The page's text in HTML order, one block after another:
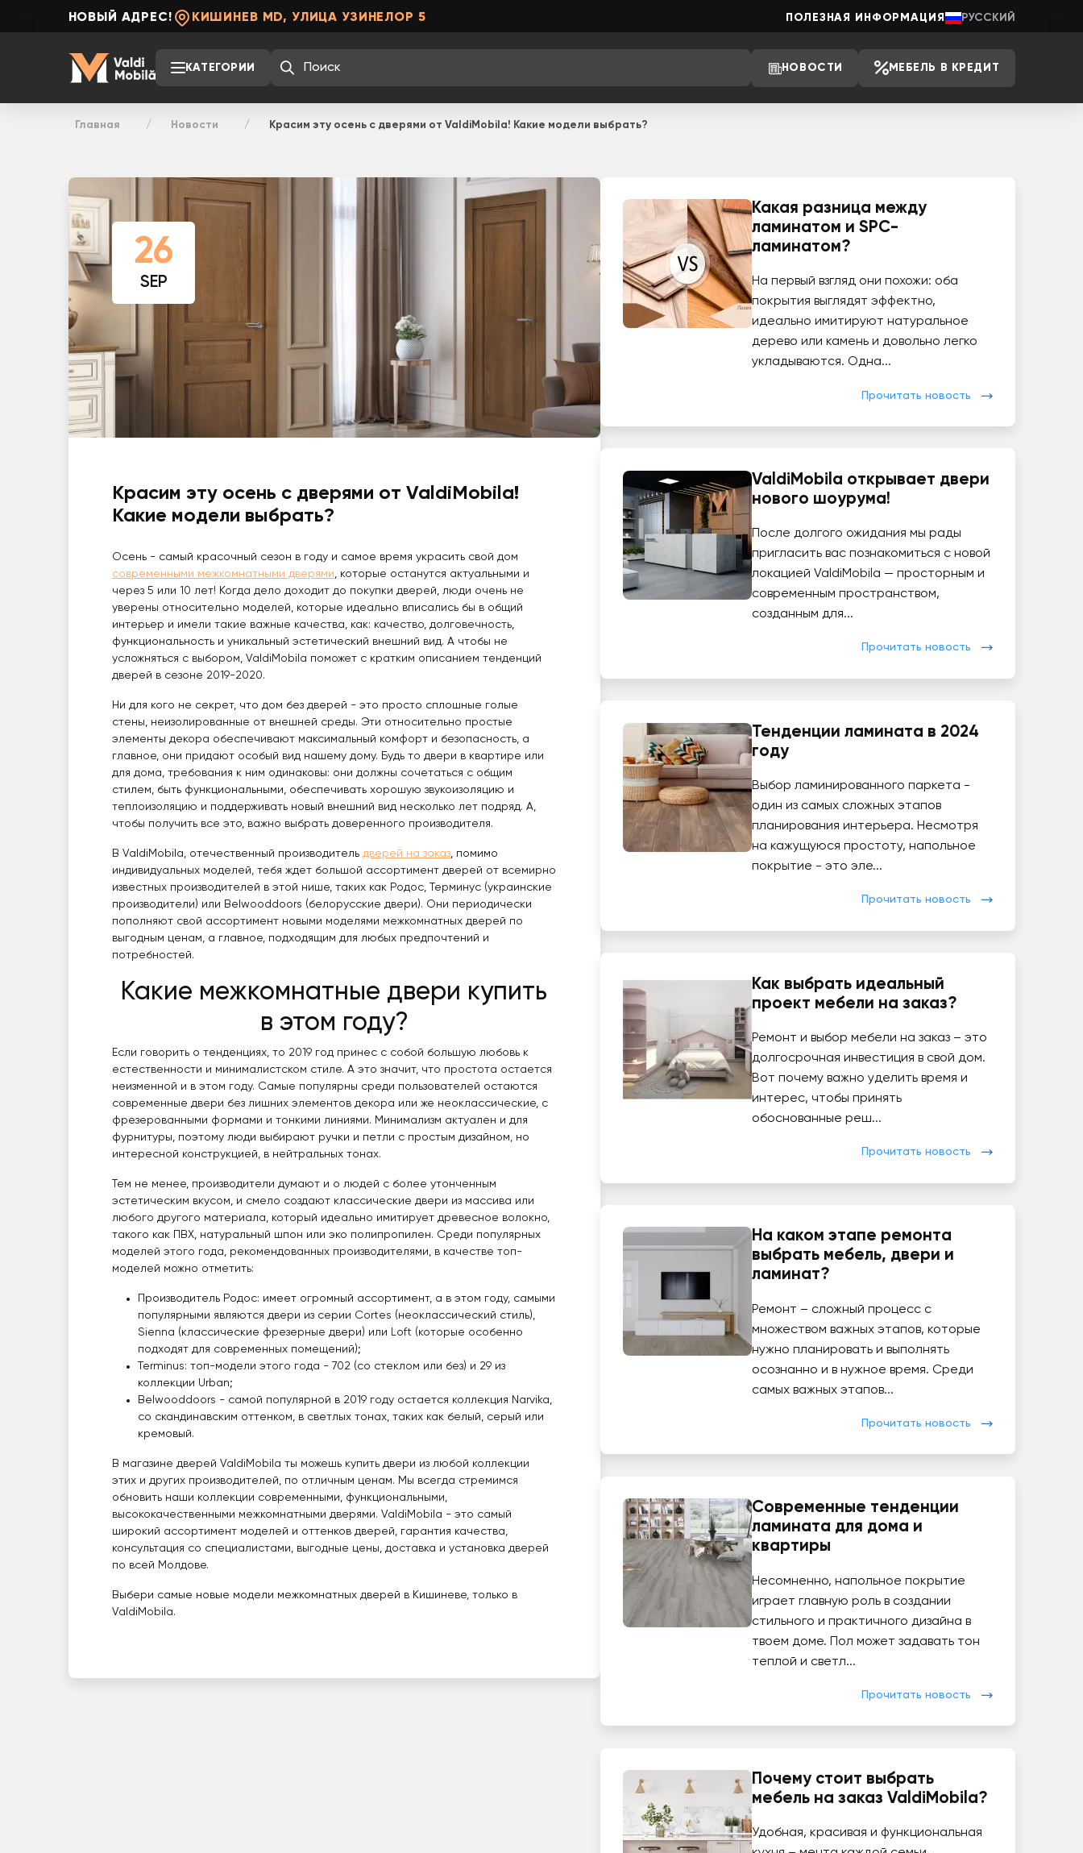
НОВЫЙ АДРЕС! КИШИНЕВ MD, УЛИЦА УЗИНЕЛОР 5 ПОЛЕЗНАЯ ИНФОРМАЦИЯ РУССКИЙ
КАТЕГОРИИ НОВОСТИ МЕБЕЛЬ В КРЕДИТ
Главная Новости Красим эту осень с дверями от ValdiMobila! Какие модели выбрать?
26
SEP
Красим эту осень с дверями от ValdiMobila!
Какие модели выбрать?
Осень - самый красочный сезон в году и самое время украсить свой дом
современными межкомнатными дверями, которые останутся актуальными и
через 5 или 10 лет! Когда дело доходит до покупки дверей, люди очень не
уверены относительно моделей, которые идеально вписались бы в общий
интерьер и имели такие важные качества, как: качество, долговечность,
функциональность и уникальный эстетический внешний вид. А чтобы не
усложняться с выбором, ValdiMobila поможет с кратким описанием тенденций
дверей в сезоне 2019-2020.
Ни для кого не секрет, что дом без дверей - это просто сплошные голые
стены, неизолированные от внешней среды. Эти относительно простые
элементы декора обеспечивают максимальный комфорт и безопасность, а
главное, они придают особый вид нашему дому. Будь то двери в квартире или
для дома, требования к ним одинаковы: они должны сочетаться с общим
стилем, быть функциональными, обеспечивать хорошую звукоизоляцию и
теплоизоляцию и поддерживать новый внешний вид несколько лет подряд. А,
чтобы получить все это, важно выбрать доверенного производителя.
В ValdiMobila, отечественный производительдверей на заказ, помимо
индивидуальных моделей, тебя ждет большой ассортимент дверей от всемирно
известных производителей в этой нише, таких как Родос, Терминус (украинские
производители) или Belwooddoors (белорусские двери). Они периодически
пополняют свой ассортимент новыми моделями межкомнатных дверей по
выгодным ценам, а главное, подходящим для любых предпочтений и
потребностей.
Какие межкомнатные двери купить
в этом году?
Если говорить о тенденциях, то 2019 год принес с собой большую любовь к
естественности и минималистском стиле. А это значит, что простота остается
неизменной и в этом году. Самые популярны среди пользователей остаются
современные двери без лишних элементов декора или же неоклассические, с
фрезерованными формами и тонкими линиями. Минимализм актуален и для
фурнитуры, поэтому люди выбирают ручки и петли с простым дизайном, но
интересной конструкцией, в нейтральных тонах.
Тем не менее, производители думают и о людей с более утонченным
эстетическим вкусом, и смело создают классические двери из массива или
любого другого материала, который идеально имитирует древесное волокно,
такого как ПВХ, натуральный шпон или эко полипропилен. Среди популярных
моделей этого года, рекомендованных производителями, в качестве топ-
моделей можно отметить:
Производитель Родос: имеет огромный ассортимент, а в этом году, самыми
популярными являются двери из серии Cortes (неоклассический стиль),
Sienna (классические фрезерные двери) или Loft (которые особенно
подходят для современных помещений);
Terminus: топ-модели этого года - 702 (со стеклом или без) и 29 из
коллекции Urban;
Belwooddoors - самой популярной в 2019 году остается коллекция Narvika,
со скандинавским оттенком, в светлых тонах, таких как белый, серый или
кремовый.
В магазине дверей ValdiMobila ты можешь купить двери из любой коллекции
этих и других производителей, по отличным ценам. Мы всегда стремимся
обновить наши коллекции современными, функциональными,
высококачественными межкомнатными дверями. ValdiMobila - это самый
широкий ассортимент моделей и оттенков дверей, гарантия качества,
консультация со специалистами, выгодные цены, доставка и установка дверей
по всей Молдове.
Выбери самые новые модели межкомнатных дверей в Кишиневе, только в
ValdiMobila.
Какая разница между
ламинатом и SPC-
ламинатом?
На первый взгляд они похожи: оба
покрытия выглядят эффектно,
идеально имитируют натуральное
дерево или камень и довольно легко
укладываются. Одна...
Прочитать новость
ValdiMobila открывает двери
нового шоурума!
После долгого ожидания мы рады
пригласить вас познакомиться с новой
локацией ValdiMobila — просторным и
современным пространством,
созданным для...
Прочитать новость
Тенденции ламината в 2024
году
Выбор ламинированного паркета -
один из самых сложных этапов
планирования интерьера. Несмотря
на кажущуюся простоту, напольное
покрытие - это эле...
Прочитать новость
Как выбрать идеальный
проект мебели на заказ?
Ремонт и выбор мебели на заказ – это
долгосрочная инвестиция в свой дом.
Вот почему важно уделить время и
интерес, чтобы принять
обоснованные реш...
Прочитать новость
На каком этапе ремонта
выбрать мебель, двери и
ламинат?
Ремонт – сложный процесс с
множеством важных этапов, которые
нужно планировать и выполнять
осознанно и в нужное время. Среди
самых важных этапов...
Прочитать новость
Современные тенденции
ламината для дома и
квартиры
Несомненно, напольное покрытие
играет главную роль в создании
стильного и практичного дизайна в
твоем доме. Пол может задавать тон
теплой и светл...
Прочитать новость
Почему стоит выбрать
мебель на заказ ValdiMobila?
Удобная, красивая и функциональная